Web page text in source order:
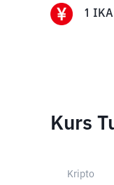
1 IKA
Kurs
Kripto